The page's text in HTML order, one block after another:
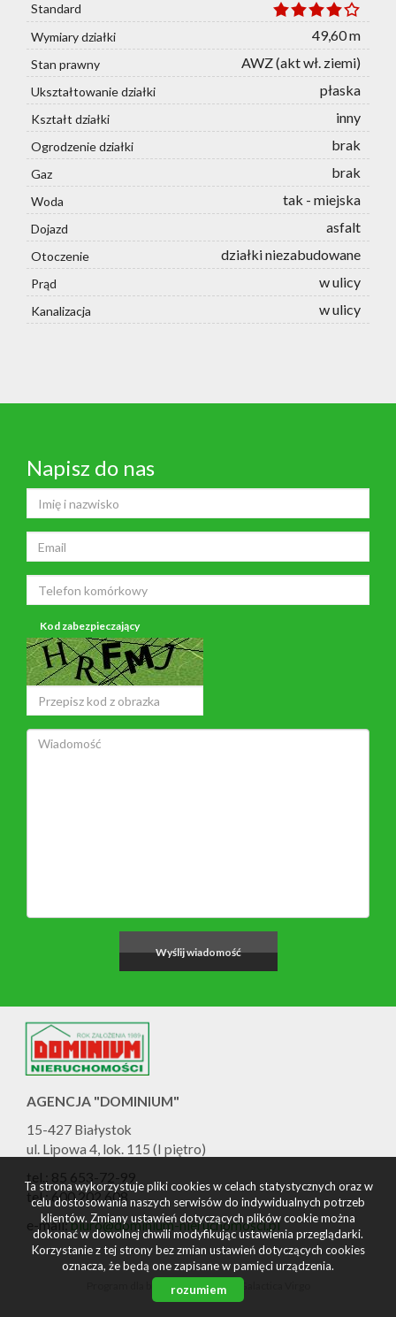
Standard
Wymiary działki
49,60 m
Stan prawny AWZ (akt wł. ziemi)
Ukształtowanie działki płaska
Kształt działki inny
Ogrodzenie działki brak
Gaz brak
Woda tak - miejska
Dojazd asfalt
Otoczenie działki niezabudowane
Prąd w ulicy
Kanalizacja w ulicy
Napisz do nas
Kod zabezpieczający
AGENCJA "DOMINIUM"
15-427 Białystok
ul. Lipowa 4, lok. 115 (I piętro)
tel.: 85 653-72-99
tel.: 600 202 608
e-mail:biuro@dominium-nieruchomosci.pl
Program dla biur nieruchomości
Ta strona wykorzystuje pliki cookies w celach statystycznych oraz w
celu dostosowania naszych serwisów do indywidualnych potrzeb
klientów. Zmiany ustawień dotyczących plików cookie można
dokonać w dowolnej chwili modyfikując ustawienia przeglądarki.
Korzystanie z tej strony bez zmian ustawień dotyczących cookies
oznacza, że będą one zapisane w pamięci urządzenia.
rozumiem